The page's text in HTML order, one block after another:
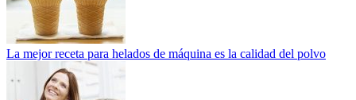
La mejor receta para helados de máquina es la calidad del polvo